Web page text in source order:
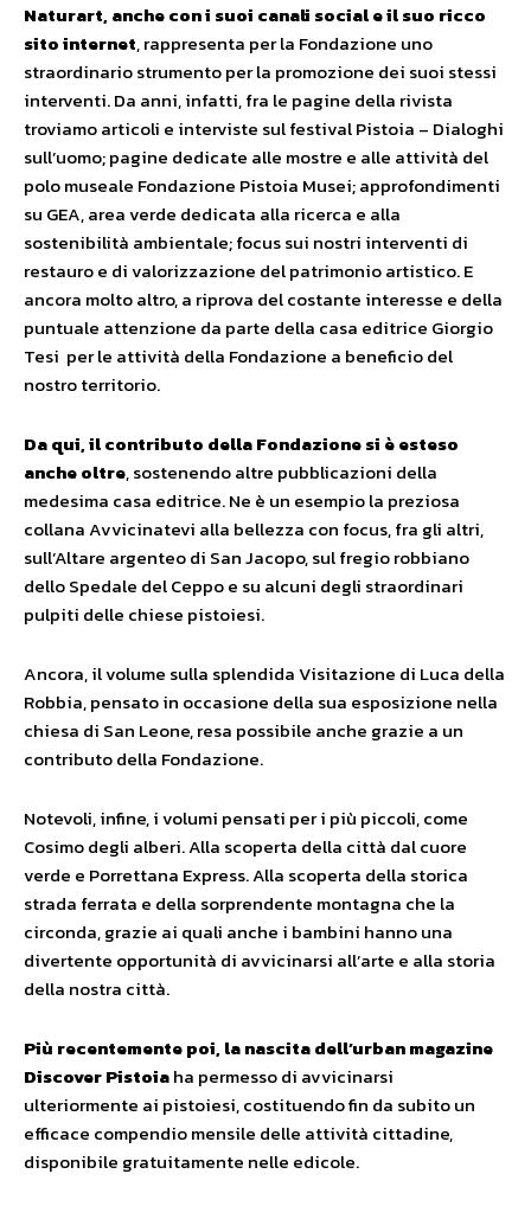
Naturart,anche con i suoi canali social e il suo ricco
sito internet, rappresenta per la Fondazione uno
straordinario strumento per la promozione dei suoi stessi
interventi. Da anni, infatti, fra le pagine della rivista
troviamo articoli e interviste sul festival Pistoia – Dialoghi
sull’uomo; pagine dedicate alle mostre e alle attività del
polo museale Fondazione Pistoia Musei; approfondimenti
su GEA, area verde dedicata alla ricerca e alla
sostenibilità ambientale; focus sui nostri interventi di
restauro e di valorizzazione del patrimonio artistico. E
ancora molto altro, a riprova del costante interesse e della
puntuale attenzione da parte della casa editrice Giorgio
Tesi per le attività della Fondazione a beneficio del
nostro territorio.
Daqui, il contributo della Fondazione si è esteso
anche oltre, sostenendo altre pubblicazioni della
medesima casa editrice. Ne è un esempio la preziosa
collana Avvicinatevi alla bellezza con focus, fra gli altri,
sull’Altare argenteo di San Jacopo, sul fregio robbiano
dello Spedale del Ceppo e su alcuni degli straordinari
pulpiti delle chiese pistoiesi.
Ancora, il volume sulla splendida Visitazione di Luca della
Robbia, pensato in occasione della sua esposizione nella
chiesa di San Leone, resa possibile anche grazie a un
contributo della Fondazione.
Notevoli, infine, i volumi pensati per i più piccoli, come
Cosimo degli alberi. Alla scoperta della città dal cuore
verde e Porrettana Express. Alla scoperta della storica
strada ferrata e della sorprendente montagna che la
circonda, grazie ai quali anche i bambini hanno una
divertente opportunità di avvicinarsi all’arte e alla storia
della nostra città.
Più recentemente poi, la nascita dell’urban magazine
Discover Pistoiaha permesso di avvicinarsi
ulteriormente ai pistoiesi, costituendo fin da subito un
efficace compendio mensile delle attività cittadine,
disponibile gratuitamente nelle edicole.